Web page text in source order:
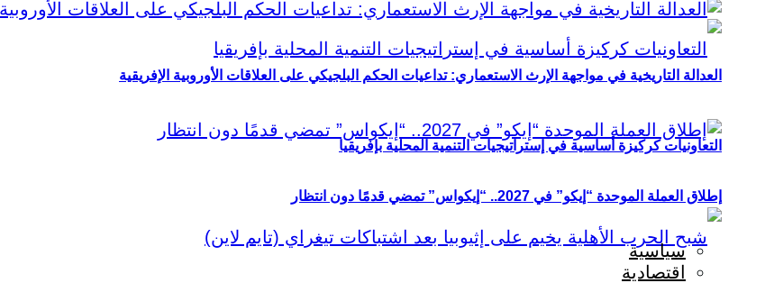
التعاونيات كركيزة أساسية في إستراتيجيات التنمية المحلية بإفريقيا
العدالة التاريخية في مواجهة الإرث الاستعماري: تداعيات الحكم البلجيكي على العلاقات الأوروبية الإفريقية
إطلاق العملة الموحدة “إيكو” في 2027.. “إيكواس” تمضي قدمًا دون انتظار
سياسية
اقتصادية